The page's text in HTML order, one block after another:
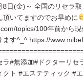
8日(金)～ 全国のリセラ
頂いてますのでお早めに
topics/100年前から
ます^_^ https://
ラ#無添加#ドクターリセ
クト #エステティック #